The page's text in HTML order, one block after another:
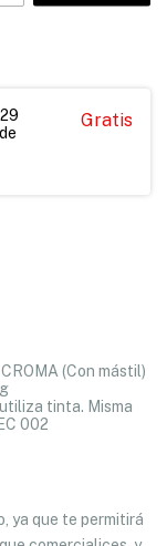
Gratis
(Con mástil)
tinta. Misma
002
ya que te permitirá